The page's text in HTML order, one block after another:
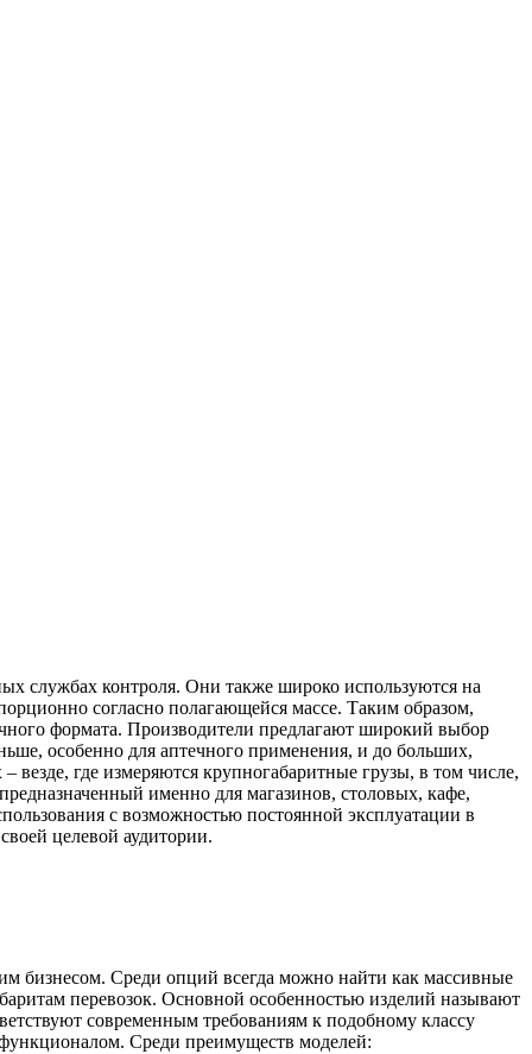
службах контроля. Они также широко используются на
согласно полагающейся массе. Таким образом,
формата. Производители предлагают широкий выбор
особенно для аптечного применения, и до больших,
где измеряются крупногабаритные грузы, в том числе,
именно для магазинов, столовых, кафе,
с возможностью постоянной эксплуатации в
целевой аудитории.
бизнесом. Среди опций всегда можно найти как массивные
перевозок. Основной особенностью изделий называют
современным требованиям к подобному классу
Среди преимуществ моделей: